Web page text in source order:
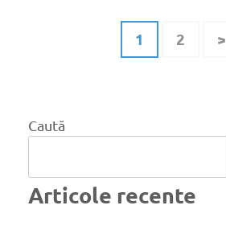
Pagină
1 Pagină
2 >
Caută
Articole recente